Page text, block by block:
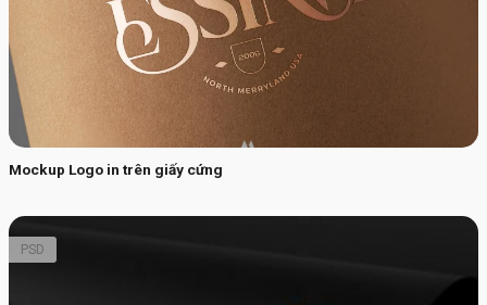
Mockup Logo in trên giấy cứng
PSD